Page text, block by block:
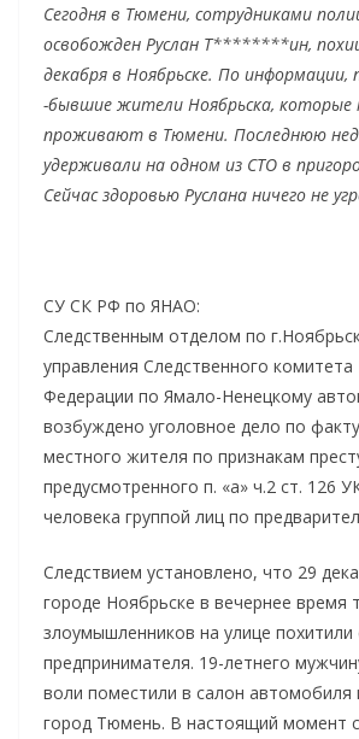
Сегодня в Тюмени, сотрудниками
освобожден Руслан Т********ин,
декабря в Ноябрьске. По
-бывшие жители Ноябрьска, которые
проживают в Тюмени. Последнюю
удерживали на одном из СТО в
Сейчас здоровью Руслана ничего не
СУ СК РФ по ЯНАО:
Следственным отделом по
управления Следственного комитета
Федерации по Ямало-Ненецкому
возбуждено уголовное дело по
местного жителя по признакам
предусмотренного п. «а» ч.2 ст. 126
человека группой лиц по
Следствием установлено, что 29
городе Ноябрьске в вечернее время
злоумышленников на улице похитили
предпринимателя. 19-летнего
воли поместили в салон автомобиля
город Тюмень. В настоящий момент